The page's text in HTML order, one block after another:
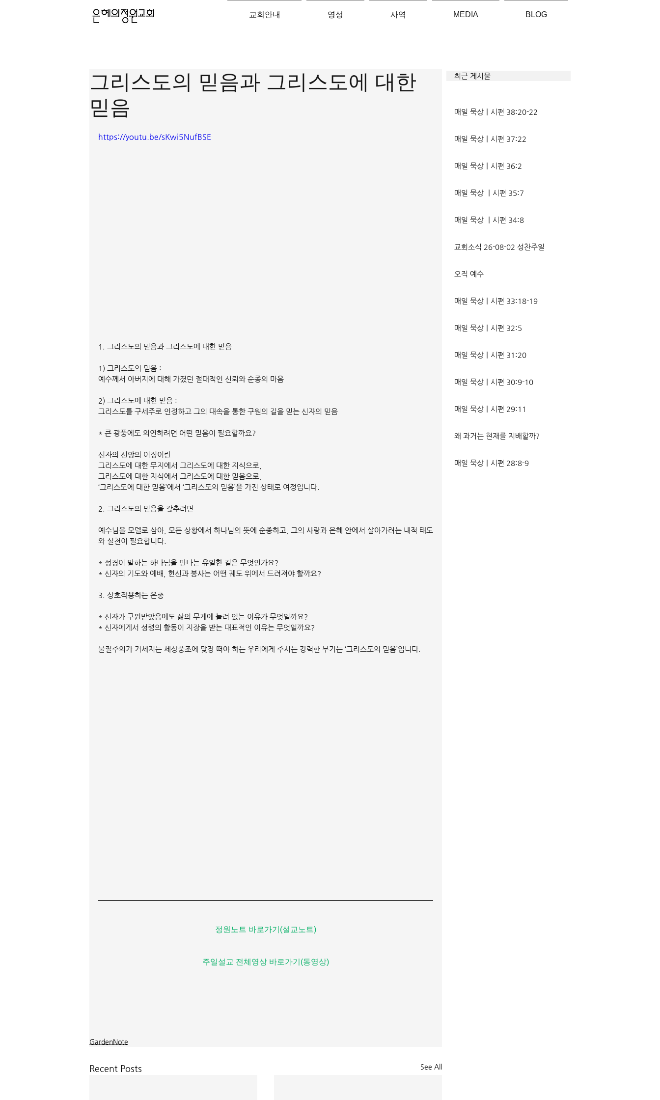
교회안내 영성 사역 MEDIA BLOG
최근 게시물
그리스도의 믿음과 그리스도에 대한
믿음
https://youtu.be/sKwi5NufBSE
1. 그리스도의 믿음과 그리스도에 대한 믿음
1) 그리스도의 믿음 :
예수께서 아버지에 대해 가졌던 절대적인 신뢰와 순종의 마음
2) 그리스도에 대한 믿음 :
그리스도를 구세주로 인정하고 그의 대속을 통한 구원의 길을 믿는 신자의 믿음
* 큰 광풍에도 의연하려면 어떤 믿음이 필요할까요?
신자의 신앙의 여정이란
그리스도에 대한 무지에서 그리스도에 대한 지식으로,
그리스도에 대한 지식에서 그리스도에 대한 믿음으로,
‘그리스도에 대한 믿음’에서 ‘그리스도의 믿음’을 가진 상태로 여정입니다.
2. 그리스도의 믿음을 갖추려면
예수님을 모델로 삼아, 모든 상황에서 하나님의 뜻에 순종하고, 그의 사랑과 은혜 안에서 살아가려는 내적 태도
와 실천이 필요합니다.
* 성경이 말하는 하나님을 만나는 유일한 길은 무엇인가요?
* 신자의 기도와 예배, 헌신과 봉사는 어떤 궤도 위에서 드려져야 할까요?
3. 상호작용하는 은총
* 신자가 구원받았음에도 삶의 무게에 눌려 있는 이유가 무엇일까요?
* 신자에게서 성령의 활동이 지장을 받는 대표적인 이유는 무엇일까요?
물질주의가 거세지는 세상풍조에 맞장 떠야 하는 우리에게 주시는 강력한 무기는 ‘그리스도의 믿음’입니다.
정원노트 바로가기(설교노트)
주일설교 전체영상 바로가기(동영상)
GardenNote
Recent Posts See All
매일 묵상ㅣ시편 38:20-22
매일 묵상ㅣ시편 37:22
매일 묵상ㅣ시편 36:2
매일 묵상 ㅣ시편 35:7
매일 묵상 ㅣ시편 34:8
교회소식 26-08-02 성찬주일
오직 예수
매일 묵상ㅣ시편 33:18-19
매일 묵상ㅣ시편 32:5
매일 묵상ㅣ시편 31:20
매일 묵상ㅣ시편 30:9-10
매일 묵상ㅣ시편 29:11
왜 과거는 현재를 지배할까?
매일 묵상ㅣ시편 28:8-9